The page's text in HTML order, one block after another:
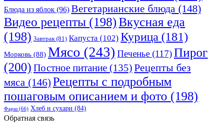
Блюда из яблок (96) Вегетарианские блюда (148)
Видео рецепты (198)Вкусная еда
(198) Завтрак(81) Капуста (102) Курица (181)
Морковь (88) Мясо (243) Печенье (117)Пирог
(200) Постное питание (135) Рецепты без
мяса (146)Рецепты с подробным
пошаговым описанием и фото (198)
Фарш(66) Хлеб и сухари (84)
Обратная связь